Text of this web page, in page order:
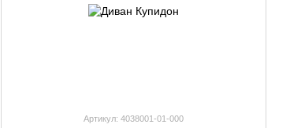
Артикул: 4038001-01-000